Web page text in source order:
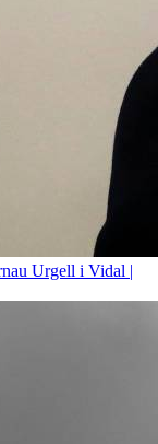
Urgell i Vidal |